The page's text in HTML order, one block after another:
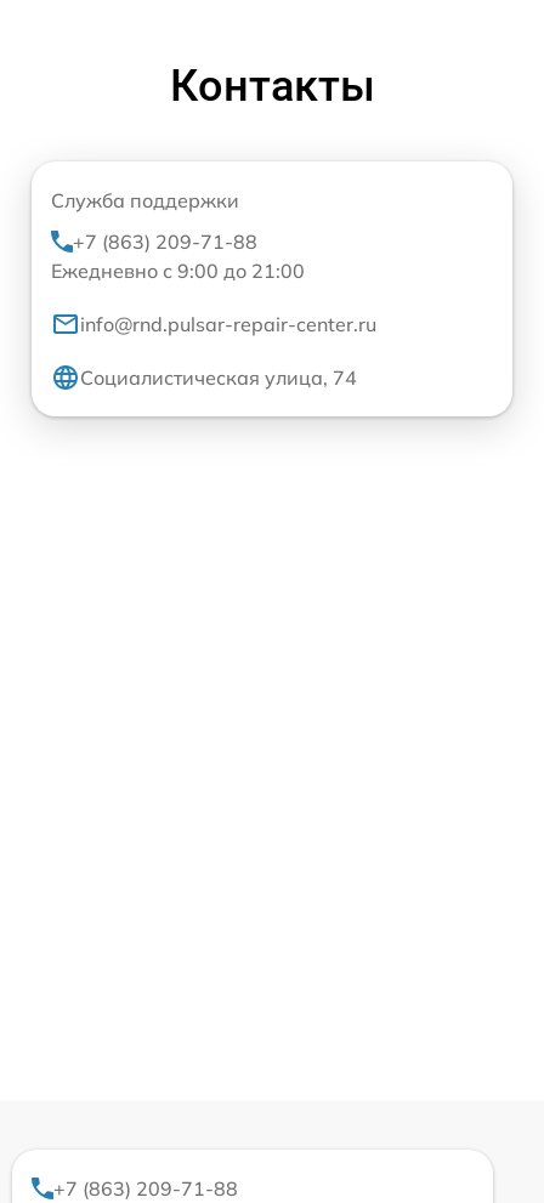
Контакты
Служба поддержки
+7 (863) 209-71-88
Ежедневно с 9:00 до 21:00
info@rnd.pulsar-repair-center.ru
Социалистическая улица, 74
+7 (863) 209-71-88